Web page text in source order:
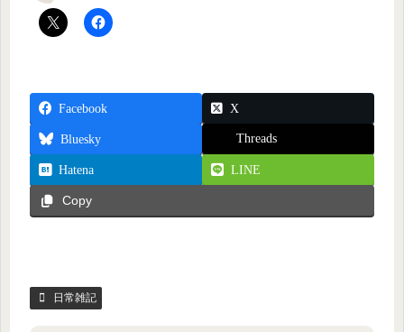
Facebook X
Bluesky Threads
Hatena LINE
Copy
日常雑記